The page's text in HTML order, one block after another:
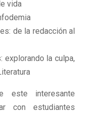
vida
de la redacción al
explorando la culpa,
este interesante
con estudiantes